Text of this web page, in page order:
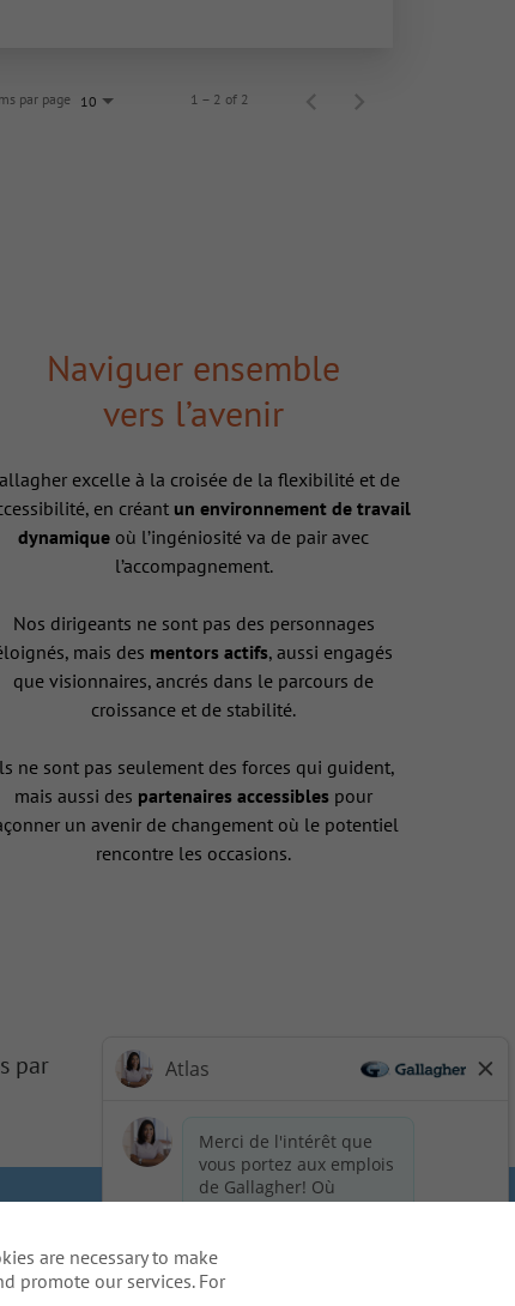
par page 10 1 – 2 of 2
Naviguer ensemble
vers l’avenir
excelle à la croisée de la flexibilité et de
en créant un environnement de travail
dynamique où l’ingéniosité va de pair avec
l’accompagnement.
Nos dirigeants ne sont pas des personnages
mais des mentors actifs, aussi engagés
que visionnaires, ancrés dans le parcours de
croissance et de stabilité.
ne sont pas seulement des forces qui guident,
mais aussi des partenaires accessibles pour
un avenir de changement où le potentiel
rencontre les occasions.
par
- US Residents
de candidature, y
are necessary to make
promote our services. For